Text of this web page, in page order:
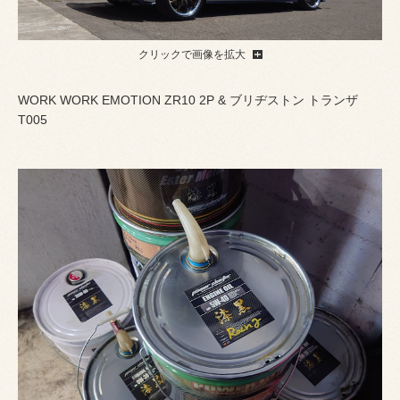
クリックで画像を拡大
WORK WORK EMOTION ZR10 2P & ブリヂストン トランザ
T005